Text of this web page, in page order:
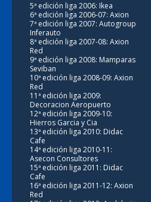
5ª edición liga 2006: Ikea
6ª edición liga 2006-07: Axion
7ª edición liga 2007: Autogroup
Inferauto
8ª edición liga 2007-08: Axion
Red
9ª edición liga 2008: Mamparas
Seviban
10ª edición liga 2008-09: Axion
Red
11ª edición liga 2009:
Decoracion Aeropuerto
12ª edición liga 2009-10:
Hierros Garcia y Cia
13ª edición liga 2010: Didac
Cafe
14ª edición liga 2010-11:
Asecon Consultores
15ª edición liga 2011: Didac
Cafe
16ª edición liga 2011-12: Axion
Red